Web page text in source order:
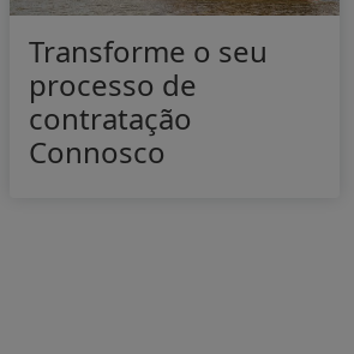
Transforme o seu
processo de
contratação
Connosco